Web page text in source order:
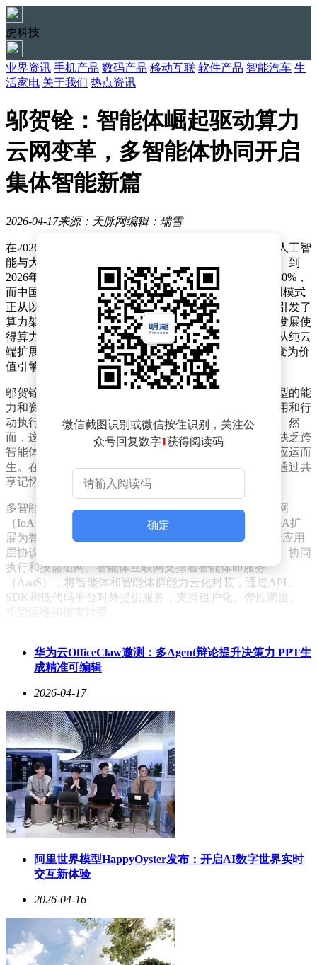
虎科技
业界资讯 手机产品 数码产品 移动互联 软件产品 智能汽车 生
活家电 关于我们 热点资讯
邬贺铨：智能体崛起驱动算力
云网变革，多智能体协同开启
集体智能新篇
2026-04-17来源：天脉网编辑：瑞雪
在2026云网智联大会上，中国工程院院士邬贺铨指出，人工智
能与大模型技术的迅猛发展正推动智能体成为行业焦点。到
2026年，全球推理算力预计将占AI算力总负载的70%至80%，
而中国的推理需求更是达到训练需求的8倍。算力的应用模式
正从以训练为主转向以推理和智能体为主导，这一转变引发了
算力架构、应用场景和商业模式的深刻变革。智能体的发展使
得算力架构从注意力经济向生产力经济转型，部署形态从纯云
端扩展至“云—边—端”协同，商业模式也从成本中心转变为价
值引擎。
邬贺铨解释，智能体并非单一主机，而是一种基于大模型的能
力和资源。单个智能体通过感知、记忆、规划、工具调用和行
动执行形成闭环，能够独立完成特定任务的决策和操作。然
而，这种单一智能体的应用边界和能力上限较为有限，缺乏跨
智能体协作能力。为突破这一局限，多智能体协同系统应运而
生。在统一协调器的调度下，相关智能体被组织起来，通过共
享记忆和高级规划实现集体智能，从而处理复杂目标。
多智能体在开放网络中的规模化互联形成了智能体互联网
（IoA）。与传统互联网的主机互联和信息互联不同，IoA扩
展为智能体互联和能力互联。它以IPv6+为基础，叠加新应用
层协议，实现智能体的唯一标识、自主发现、可信交互、协同
执行和按需组网。智能体互联网支撑着智能体即服务
（AaaS），将智能体和智能体群能力云化封装，通过API、
SDK和低代码平台对外提供服务，支持租户化、弹性调度、
托管运维和按需计费。
体或自建算力，只需通过订阅模式从云上调用封装好的智能体
功能组合，集成到自身业务系统中，即可以SaaS的成本获得自
智能体的门槛，推动了技术的普及。
面向消费者的智能体（To C）主要有三种应用模式。第一种是
云上APP寄生智能体，它强依赖微信、钉钉等宿主APP，依托
云端算力运行，断网不可用。这种模式将聊天工具升级为
能“思考、写作、读文件、控设备”的智能助手，但用户无模型
选择权。第二种是终端OS原生智能体，预装于手机操作系
统，如中兴通讯与字节跳动联合推出的豆包手机，端云协同，
可按用户意图调度APP并自动执行业务流程。其优势是用户可
控性强，但可能弱化APP界面，引发应用厂商抵制。第三种是
立PC软件，如“龙虾”AI私人管家，决策与权限管理本地化，
通过云上AaaS协同其他智能体。
面向企业的智能体（To B）则有四大应用模式。流程自动化智
率。行业专家智能体依托行业知识库和知识图谱，提供决策参
谋方案。多智能体协同整合供应链、生产、物流等多领域智能
体，实现跨环节协同。具身智能支撑工业机器人等实体设备，
微信截图识别或微信按住识别，关注公
众号回复数字1获得阅读码
确定
华为云OfficeClaw邀测：多Agent辩论提升决策力 PPT生
成精准可编辑
2026-04-17
阿里世界模型HappyOyster发布：开启AI数字世界实时
交互新体验
2026-04-16